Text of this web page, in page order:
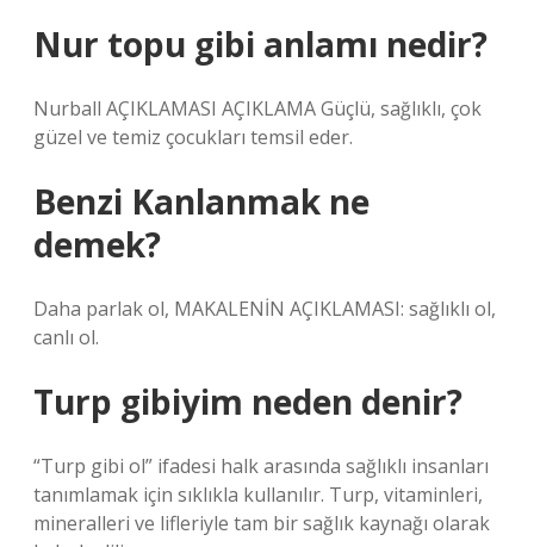
Nur topu gibi anlamı nedir?
Nurball AÇIKLAMASI AÇIKLAMA Güçlü, sağlıklı, çok
güzel ve temiz çocukları temsil eder.
Benzi Kanlanmak ne
demek?
Daha parlak ol, MAKALENİN AÇIKLAMASI: sağlıklı ol,
canlı ol.
Turp gibiyim neden denir?
“Turp gibi ol” ifadesi halk arasında sağlıklı insanları
tanımlamak için sıklıkla kullanılır. Turp, vitaminleri,
mineralleri ve lifleriyle tam bir sağlık kaynağı olarak